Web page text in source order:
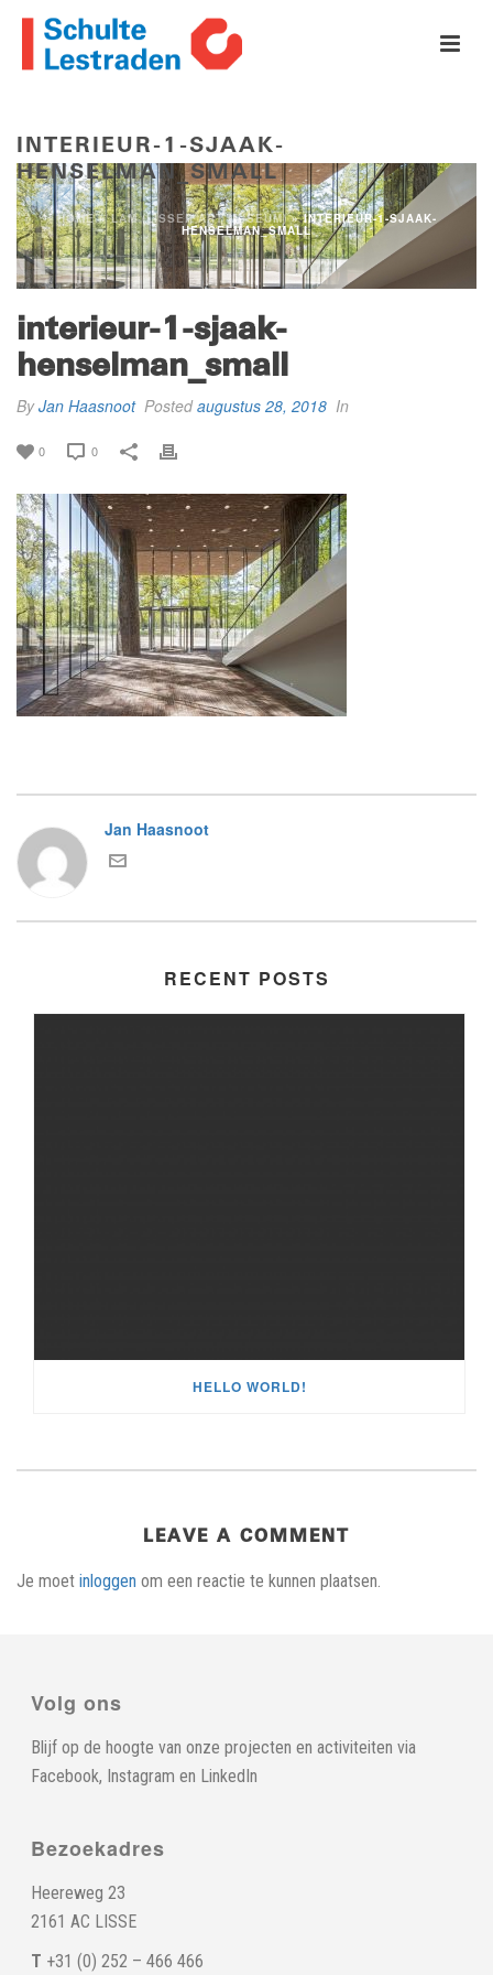
INTERIEUR-1-SJAAK-
HENSELMAN_SMALL
HOME»LAM (LISSER ART MUSEUM)»INTERIEUR-1-SJAAK-
HENSELMAN_SMALL
interieur-1-sjaak-
henselman_small
ByJan Haasnoot Postedaugustus 28, 2018 In
0 0
Jan Haasnoot
RECENT POSTS
HELLO WORLD!
LEAVE A COMMENT
Je moet inloggen om een reactie te kunnen plaatsen.
Volg ons
Blijf op de hoogte van onze projecten en activiteiten via
Facebook, Instagram en LinkedIn
Bezoekadres
Heereweg 23
2161 AC LISSE
T +31 (0) 252 – 466 466